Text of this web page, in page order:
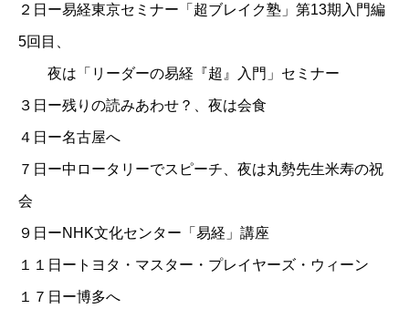
２日ー易経東京セミナー「超ブレイク塾」第13期入門編
5回目
夜は「リーダーの易経『超』入門」セミナー
３日ー残りの読みあわせ？、夜は会食
４日ー名古屋へ
７日ー中ロータリーでスピーチ、夜は丸勢先生米寿の祝
会
９日ーNHK文化センター「易経」講座
１１日ートヨタ・マスター・プレイヤーズ・ウィーン
１７日ー博多へ